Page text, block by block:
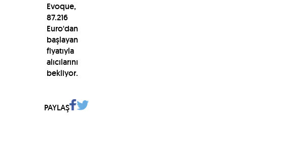
Evoque,
87.216
Euro'dan
başlayan
fiyatıyla
alıcılarını
bekliyor.
PAYLAŞ